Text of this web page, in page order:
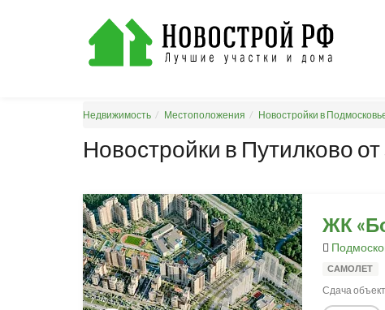
Недвижимость Местоположения Новостройки в
Новостройки в Путилково
ЖК
САМОЛЕТ
Сдача